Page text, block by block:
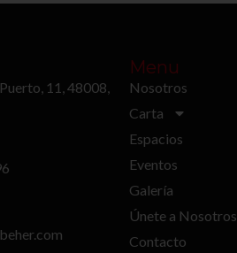
11, 48008,
Menu
Nosotros
Carta
Espacios
Eventos
Galería
Únete a Nosotros
Contacto